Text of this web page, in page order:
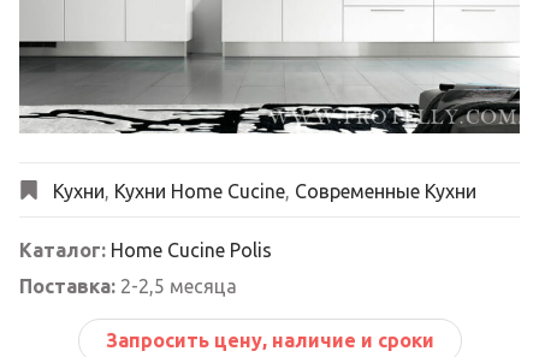
Next
Кухни, Кухни Home Cucine, Современные Кухни
Каталог: Home Cucine Polis
Поставка: 2-2,5 месяца
Запросить цену, наличие и сроки